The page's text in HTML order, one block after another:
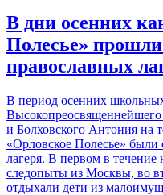
В дни осенних
Полесье» прошли
православных
В период осенних
и Болховского Антония на
«Орловское Полесье» были
лагеря. В первом в
следопыты из Москвы, во
отдыхали дети из